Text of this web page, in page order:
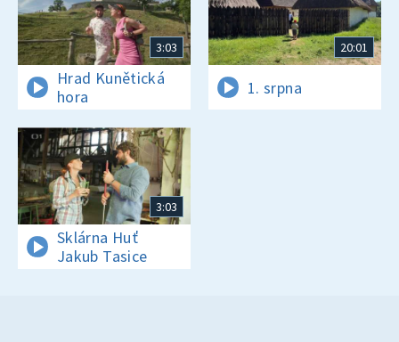
3:03
Hrad Kunětická
hora
20:01
1. srpna
3:03
Sklárna Huť
Jakub Tasice